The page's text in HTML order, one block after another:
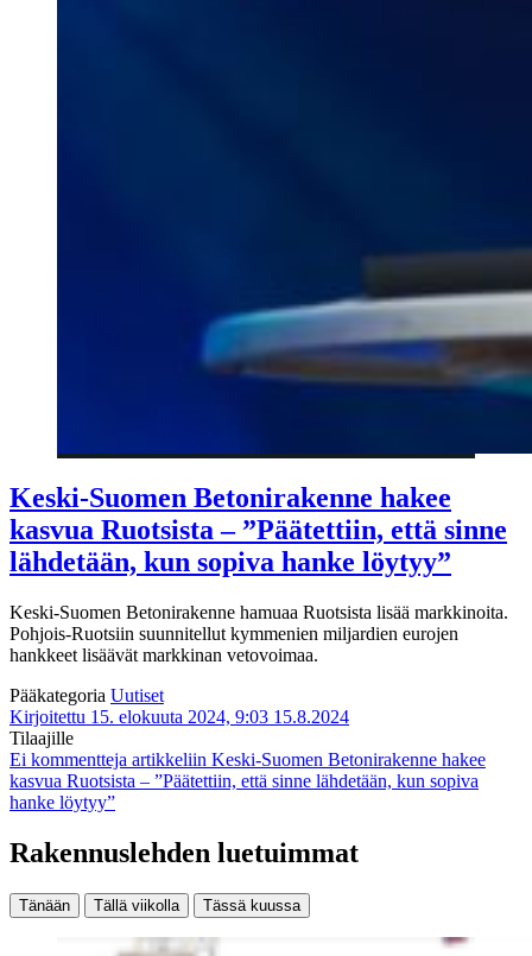
Keski-Suomen Betonirakenne hakee
kasvua Ruotsista – ”Päätettiin, että sinne
lähdetään, kun sopiva hanke löytyy”
Keski-Suomen Betonirakenne hamuaa Ruotsista lisää markkinoita.
Pohjois-Ruotsiin suunnitellut kymmenien miljardien eurojen
hankkeet lisäävät markkinan vetovoimaa.
Pääkategoria Uutiset
Kirjoitettu 15. elokuuta 2024, 9:03 15.8.2024
Tilaajille
Ei kommentteja artikkeliin Keski-Suomen Betonirakenne hakee
kasvua Ruotsista – ”Päätettiin, että sinne lähdetään, kun sopiva
hanke löytyy”
Rakennuslehden luetuimmat
Tänään Tällä viikolla Tässä kuussa